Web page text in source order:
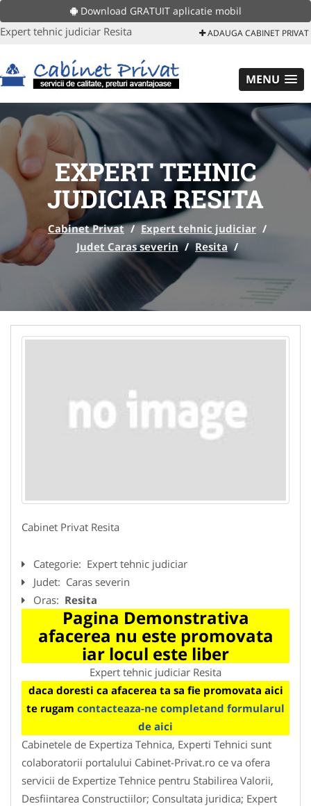
Download GRATUIT aplicatie mobil
Expert tehnic judiciar Resita ADAUGA CABINET PRIVAT
MENU
EXPERT TEHNIC
JUDICIAR RESITA
Cabinet Privat / Expert tehnic judiciar /
Judet Caras severin / Resita /
Cabinet Privat Resita
Categorie: Expert tehnic judiciar
Judet: Caras severin
Oras: Resita
Pagina Demonstrativa
afacerea nu este promovata
iar locul este liber
Expert tehnic judiciar Resita
daca doresti ca afacerea ta sa fie promovata aici
te rugam contacteaza-ne completand formularul
de aici
Cabinetele de Expertiza Tehnica, Experti Tehnici sunt
colaboratorii portalului Cabinet-Privat.ro ce va ofera
servicii de Expertize Tehnice pentru Stabilirea Valorii,
Desfiintarea Constructiilor; Consultata juridica; Expert